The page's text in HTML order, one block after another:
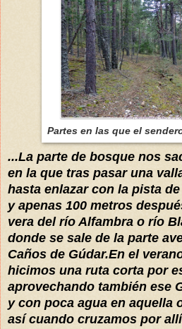
Partes en las que el
...La parte de bosque nos
en la que tras pasar una
hasta enlazar con la pista
y apenas 100 metros
vera del río Alfambra o río
donde se sale de la parte
Caños de Gúdar.En el
hicimos una ruta corta por
aprovechando también ese
y con poca agua en aquella
así cuando cruzamos por